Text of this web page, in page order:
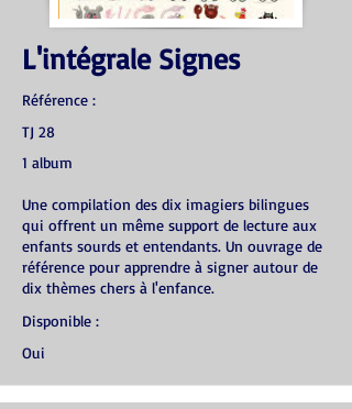
L'intégrale Signes
Référence :
TJ 28
1 album
Une compilation des dix imagiers bilingues
qui offrent un même support de lecture aux
enfants sourds et entendants. Un ouvrage de
référence pour apprendre à signer autour de
dix thèmes chers à l'enfance.
Disponible :
Oui